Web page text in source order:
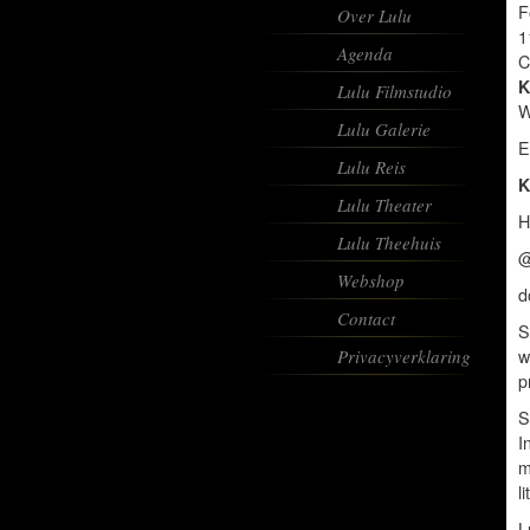
Over Lulu
Agenda
Lulu Filmstudio
Lulu Galerie
Lulu Reis
Lulu Theater
Lulu Theehuis
Webshop
Contact
Privacyverklaring